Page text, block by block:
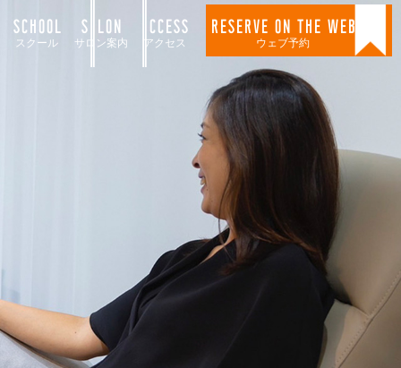
SCHOOL
スクール
SALON
サロン案内
ACCESS
アクセス
RESERVE ON THE WEB
ウェブ予約